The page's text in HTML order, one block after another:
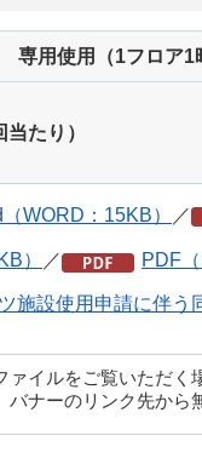
専用使用（1フロア1
たり）
WORD：15KB） ／
） ／ PDF
施設使用申請に伴う
ァイルをご覧いただく
バナーのリンク先から